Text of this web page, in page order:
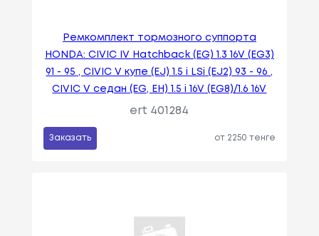
Ремкомплект тормозного суппорта
HONDA: CIVIC IV Hatchback (EG) 1.3 16V (EG3)
91 - 95 , CIVIC V купе (EJ) 1.5 i LSi (EJ2) 93 - 96 ,
CIVIC V седан (EG, EH) 1.5 i 16V (EG8)/1.6 16V
ert 401284
Заказать от 2250 тенге